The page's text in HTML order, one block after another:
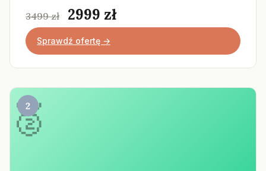
3499 zł 2999 zł
Sprawdź ofertę →
2